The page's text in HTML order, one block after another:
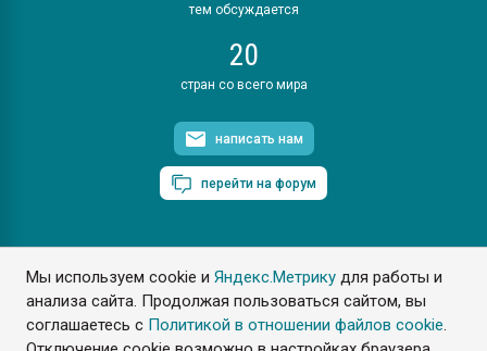
Мы используем cookie иЯндекс.Метрику для работы и
анализа сайта. Продолжая пользоваться сайтом, вы
соглашаетесь с Политикой в отношении файлов cookie.
тем обсуждается
20
стран со всего мира
написать нам
перейти на форум
ПластЭксперт © 2006. Все права защищены
Разрешается копирование материалов сайта с обязательной
ссылкой на www.e-plastic.ru
Разработка сайта